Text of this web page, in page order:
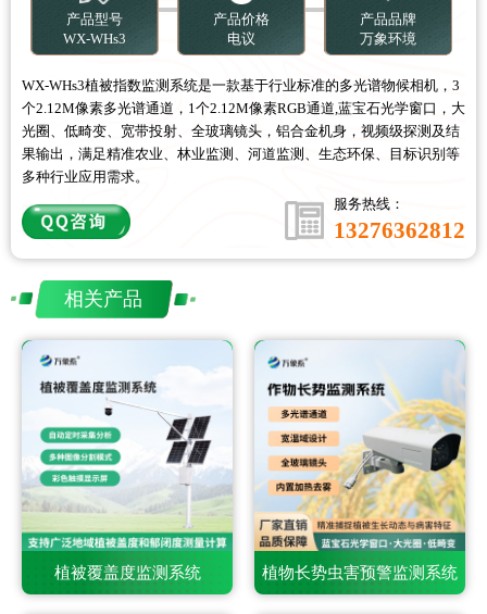
产品型号
WX-WHs3
产品价格
电议
产品品牌
万象环境
WX-WHs3植被指数监测系统是一款基于行业标准的多光谱物候相机，3
个2.12M像素多光谱通道，1个2.12M像素RGB通道,蓝宝石光学窗口，大
光圈、低畸变、宽带投射、全玻璃镜头，铝合金机身，视频级探测及结
果输出，满足精准农业、林业监测、河道监测、生态环保、目标识别等
多种行业应用需求。
服务热线：
13276362812
相关产品
植被覆盖度监测系统 植物长势虫害预警监测系统